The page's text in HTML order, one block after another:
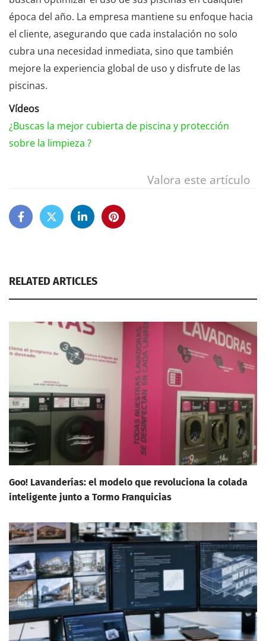
época del año. La empresa mantiene su enfoque hacia
el cliente, asegurando que cada instalación no solo
cubra una necesidad inmediata, sino que también
mejore la experiencia global de uso y disfrute de las
piscinas.
Vídeos
¿Buscas la mejor cubierta de piscina y protección
sobre la limpieza ?
Valora este artículo
RELATED ARTICLES
Goo! Lavanderías: el modelo que revoluciona la colada
inteligente junto a Tormo Franquicias